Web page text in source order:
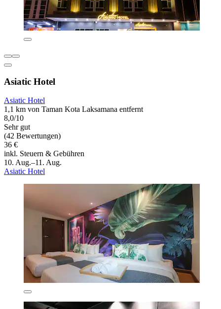
Asiatic Hotel
Asiatic Hotel
1,1 km von Taman Kota Laksamana entfernt
8,0/10
Sehr gut
(42 Bewertungen)
36 €
inkl. Steuern & Gebühren
10. Aug.–11. Aug.
Asiatic Hotel